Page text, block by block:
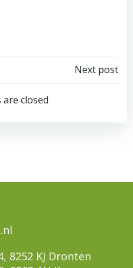
Bericht
navigatie
Next post
closed
8252 KJ Dronten